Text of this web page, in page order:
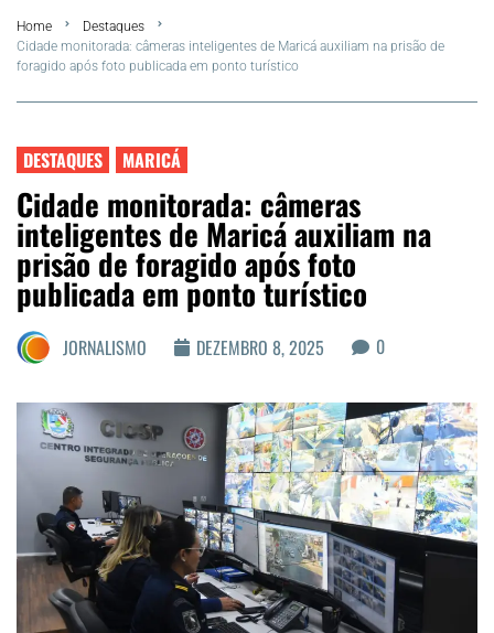
FLA Araru 2026
Araruama
Região dos Lagos
Agenda Cultural
Colunistas
Matérias Exclusivas
Home
Destaques
Cidade monitorada: câmeras inteligentes de Maricá auxiliam na prisão de
foragido após foto publicada em ponto turístico
DESTAQUES MARICÁ
Cidade monitorada: câmeras
inteligentes de Maricá auxiliam na
prisão de foragido após foto
publicada em ponto turístico
JORNALISMO DEZEMBRO 8, 2025 0